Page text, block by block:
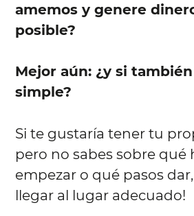
amemos y genere
posible?
Mejor aún: ¿y si
simple?
Si te gustaría tener tu
pero no sabes sobre qué
empezar o qué pasos dar,
llegar al lugar adecuado!